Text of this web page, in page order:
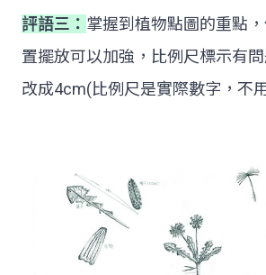
評語三： 掌握到植物點圖的重點
置擺放可以加強，比例尺標示有
改成4cm(比例尺是實際數字，不